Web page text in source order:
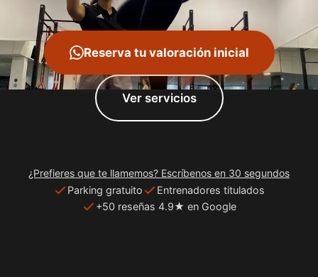
Reserva tu valoración inicial
Ver servicios
¿Prefieres que te llamemos? Escríbenos en 30 segundos
Parking gratuito
Entrenadores titulados
+50 reseñas 4.9★ en Google